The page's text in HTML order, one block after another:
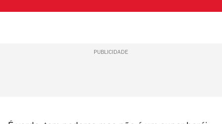
PUBLICIDADE